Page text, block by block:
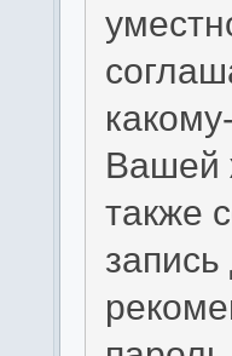
Вашей
также